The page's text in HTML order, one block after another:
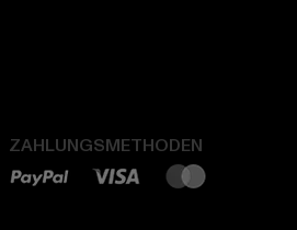
ZAHLUNGSMETHODEN